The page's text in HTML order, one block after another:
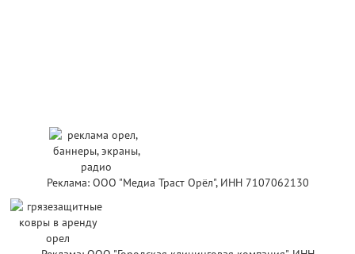
Реклама: ООО "Медиа Траст Орёл", ИНН 7107062130